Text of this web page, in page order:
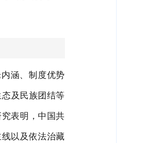
涵、制度优势
及民族团结等
表明，中国共
以及依法治藏